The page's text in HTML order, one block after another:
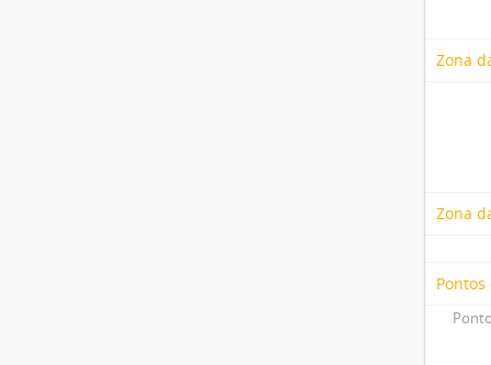
Zona
Zona
Pontos